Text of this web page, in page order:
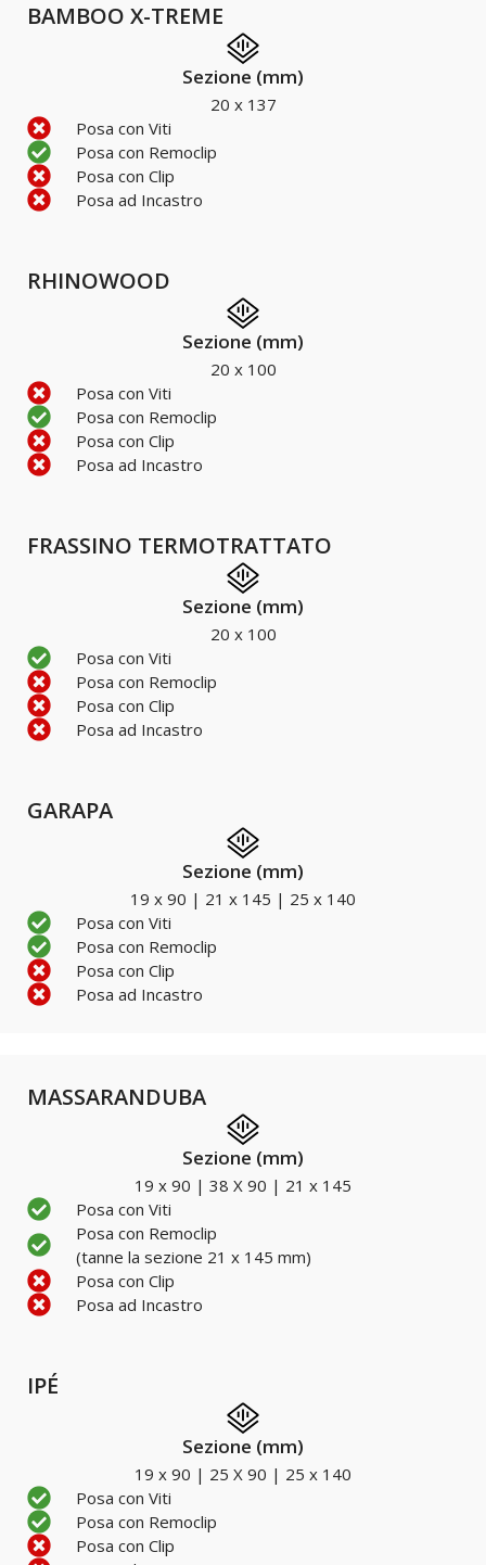
BAMBOO X-TREME
Sezione (mm)
20 x 137
Posa con Viti
Posa con Remoclip
Posa con Clip
Posa ad Incastro
RHINOWOOD
Sezione (mm)
20 x 100
Posa con Viti
Posa con Remoclip
Posa con Clip
Posa ad Incastro
FRASSINO TERMOTRATTATO
Sezione (mm)
20 x 100
Posa con Viti
Posa con Remoclip
Posa con Clip
Posa ad Incastro
GARAPA
Sezione (mm)
19 x 90 | 21 x 145 | 25 x 140
Posa con Viti
Posa con Remoclip
Posa con Clip
Posa ad Incastro
MASSARANDUBA
Sezione (mm)
19 x 90 | 38 X 90 | 21 x 145
Posa con Viti
Posa con Remoclip
(tanne la sezione 21 x 145 mm)
Posa con Clip
Posa ad Incastro
IPÉ
Sezione (mm)
19 x 90 | 25 X 90 | 25 x 140
Posa con Viti
Posa con Remoclip
Posa con Clip